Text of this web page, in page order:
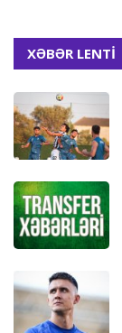
XƏBƏR LENTİ